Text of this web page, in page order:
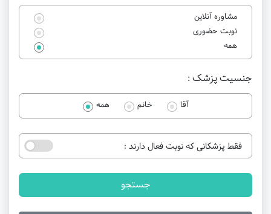
مشاوره آنلاین
نوبت حضوری
همه
جنسیت پزشک :
آقا خانم همه
فقط پزشکانی که نوبت فعال دارند :
جستجو